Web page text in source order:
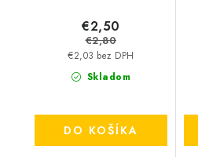
Skladom
€2,03 bez DPH
€2,50
€2,80
DO KOŠÍKA